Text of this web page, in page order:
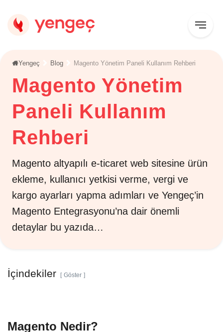
Yengeç Blog Magento Yönetim Paneli Kullanım Rehberi
Magento Yönetim
Paneli Kullanım
Rehberi
Magento altyapılı e-ticaret web sitesine ürün
ekleme, kullanıcı yetkisi verme, vergi ve
kargo ayarları yapma adımları ve Yengeç’in
Magento Entegrasyonu’na dair önemli
detaylar bu yazıda…
Magento Nedir?
İçindekiler Göster